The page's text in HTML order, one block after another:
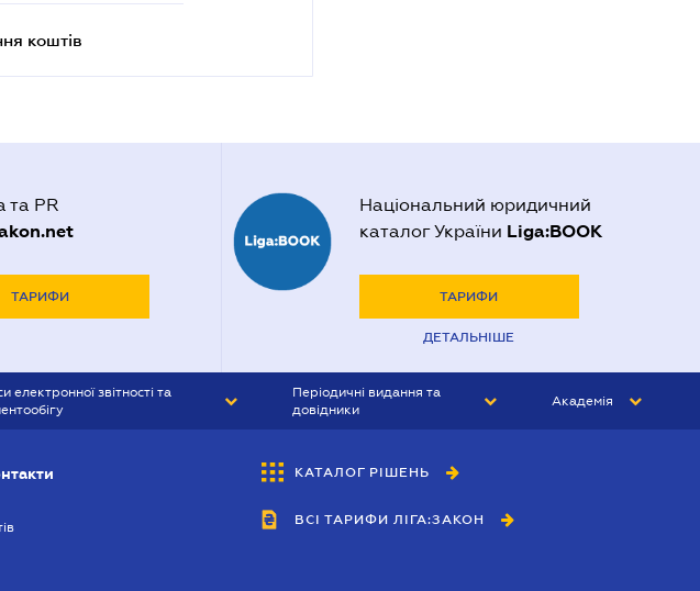
коштів
та PR
ТАРИФИ
Національний юридичний
каталог України Liga:BOOK
ТАРИФИ
ДЕТАЛЬНІШЕ
електронної звітності та
Періодичні видання та
довідники
БУХГАЛТЕР&ЗАКОН
ВІСНИК МСФЗ
Академія
КАТАЛОГ РІШЕНЬ
ВСІ ТАРИФИ ЛІГА:ЗАКОН